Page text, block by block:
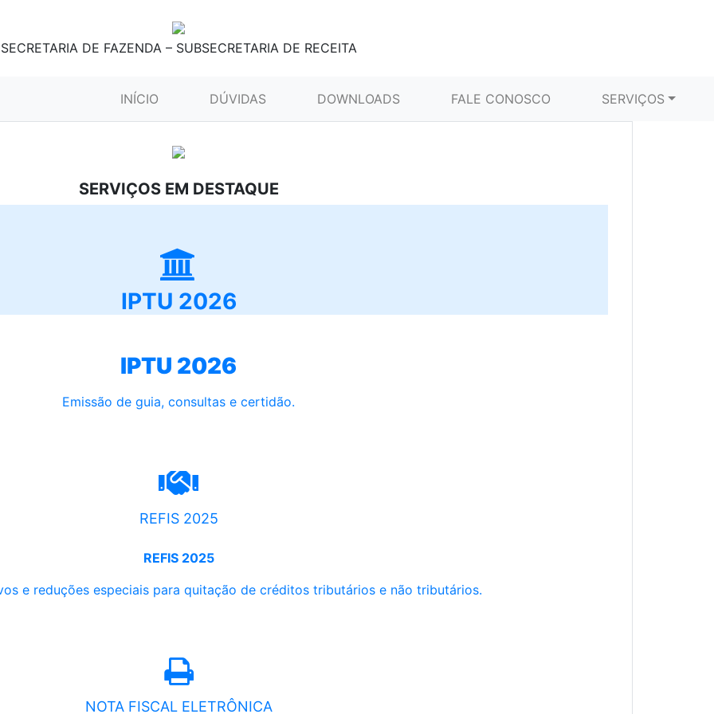
SECRETARIA DE FAZENDA – SUBSECRETARIA DE RECEITA
INÍCIO (CURRENT)DÚVIDAS DOWNLOADS FALE CONOSCO SERVIÇOS
SERVIÇOS EM DESTAQUE
IPTU 2026
IPTU 2026
Emissão de guia, consultas e certidão.
REFIS 2025
REFIS 2025
e reduções especiais para quitação de créditos tributários e não tributários.
NOTA FISCAL ELETRÔNICA